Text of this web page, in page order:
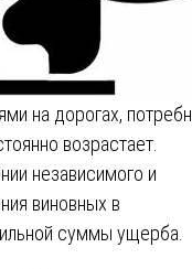
на дорогах,
возрастает.
независимого и
виновных в
суммы ущерба.